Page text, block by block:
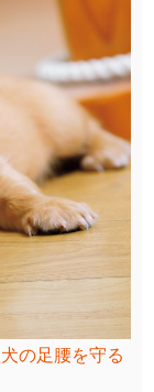
の足腰を守る